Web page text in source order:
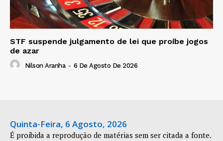
STF suspende julgamento de lei que proíbe jogos
de azar
Nilson Aranha - 6 De Agosto De 2026
Quinta-Feira, 6 Agosto, 2026
É proibida a reprodução de matérias sem ser citada a fonte.